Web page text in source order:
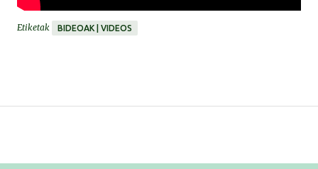
Etiketak BIDEOAK | VIDEOS